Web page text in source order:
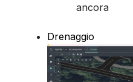
ancora
Drenaggio